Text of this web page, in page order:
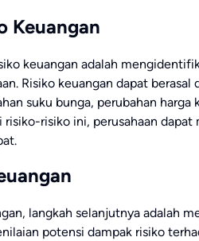
Keuangan
keuangan adalah
Risiko keuangan dapat berasal
suku bunga, perubahan harga
risiko ini, perusahaan dapat
langkah selanjutnya adalah
potensi dampak risiko